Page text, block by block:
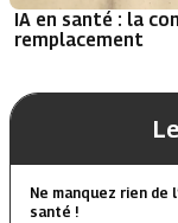
IA en santé : la
remplacement
Ne manquez rien
santé !